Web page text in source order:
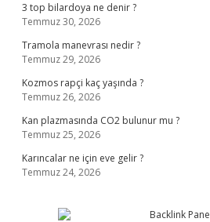
3 top bilardoya ne denir ?
Temmuz 30, 2026
Tramola manevrası nedir ?
Temmuz 29, 2026
Kozmos rapçi kaç yaşında ?
Temmuz 26, 2026
Kan plazmasında CO2 bulunur mu ?
Temmuz 25, 2026
Karıncalar ne için eve gelir ?
Temmuz 24, 2026